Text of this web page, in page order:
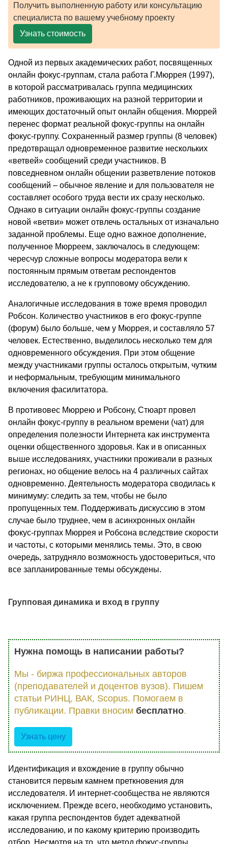
Получить выполненную работу или консультацию
специалиста по вашему учебному проекту
Узнать стоимость
Одной из первых академических работ, посвященных
онлайн фокус-группам, стала работа Г.Мюррея (1997),
в которой рассматривалась группа медицинских
работников, проживающих на разной территории и
имеющих достаточный опыт онлайн общения. Мюррей
перенес формат реальной фокус-группы на онлайн
фокус-группу. Сохраненный размер группы (8 человек)
предотвращал одновременное развитие нескольких
«ветвей» сообщений среди участников. В
повседневном онлайн общении разветвление потоков
сообщений – обычное явление и для пользователя не
составляет особого труда вести их сразу несколько.
Однако в ситуации онлайн фокус-группы создание
новой «ветви» может отвлечь остальных от изначально
заданной проблемы. Еще одно важное дополнение,
полученное Мюрреем, заключалось в следующем:
чересчур сложные вопросы модератора вели к
постоянным прямым ответам респондентов
исследователю, а не к групповому обсуждению.
Аналогичные исследования в тоже время проводил
Робсон. Количество участников в его фокус-группе
(форум) было больше, чем у Мюррея, и составляло 57
человек. Естественно, выделилось несколько тем для
одновременного обсуждения. При этом общение
между участниками группы осталось открытым, чутким
и неформальным, требующим минимального
включения фасилитатора.
В противовес Мюррею и Робсону, Стюарт провел
онлайн фокус-группу в реальном времени (чат) для
определения полезности Интернета как инструмента
оценки общественного здоровья. Как и в описанных
выше исследованиях, участники проживали в разных
регионах, но общение велось на 4 различных сайтах
одновременно. Деятельность модератора сводилась к
минимуму: следить за тем, чтобы не было
пропущенных тем. Поддерживать дискуссию в этом
случае было труднее, чем в асинхронных онлайн
фокус-группах Мюррея и Робсона вследствие скорости
и частоты, с которыми менялись темы. Это, в свою
очередь, затрудняло возможность удостовериться, что
все запланированные темы обсуждены.
Групповая динамика и вход в группу
Нужна помощь в написании работы?
Мы - биржа профессиональных авторов
(преподавателей и доцентов вузов). Пишем
статьи РИНЦ, ВАК, Scopus. Помогаем в
публикации. Правки вносим бесплатно.
Узнать цену
Идентификация и вхождение в группу обычно
становится первым камнем преткновения для
исследователя. И интернет-сообщества не являются
исключением. Прежде всего, необходимо установить,
какая группа респондентов будет адекватной
исследованию, и по какому критерию производить
отбор. Несмотря на то, что метод фокус-группы